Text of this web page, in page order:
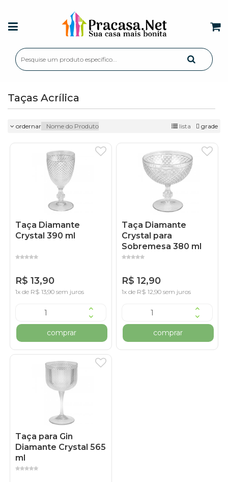
Taças Acrílica
ordernar lista grade
Taça Diamante
Crystal 390 ml
R$ 13,90
1x de R$ 13,90 sem juros
comprar
Taça Diamante
Crystal para
Sobremesa 380 ml
R$ 12,90
1x de R$ 12,90 sem juros
comprar
Taça para Gin
Diamante Crystal 565
ml